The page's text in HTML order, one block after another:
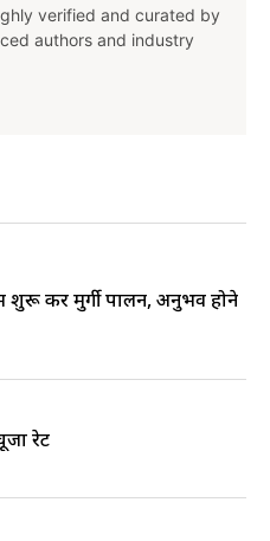
verified and curated by
authors and industry
करें मुर्गी पालन, अनुभव होने
रेट